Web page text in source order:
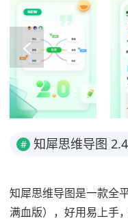
# 知犀思维导图
知犀思维导图是一款全
满血版），好用易上手